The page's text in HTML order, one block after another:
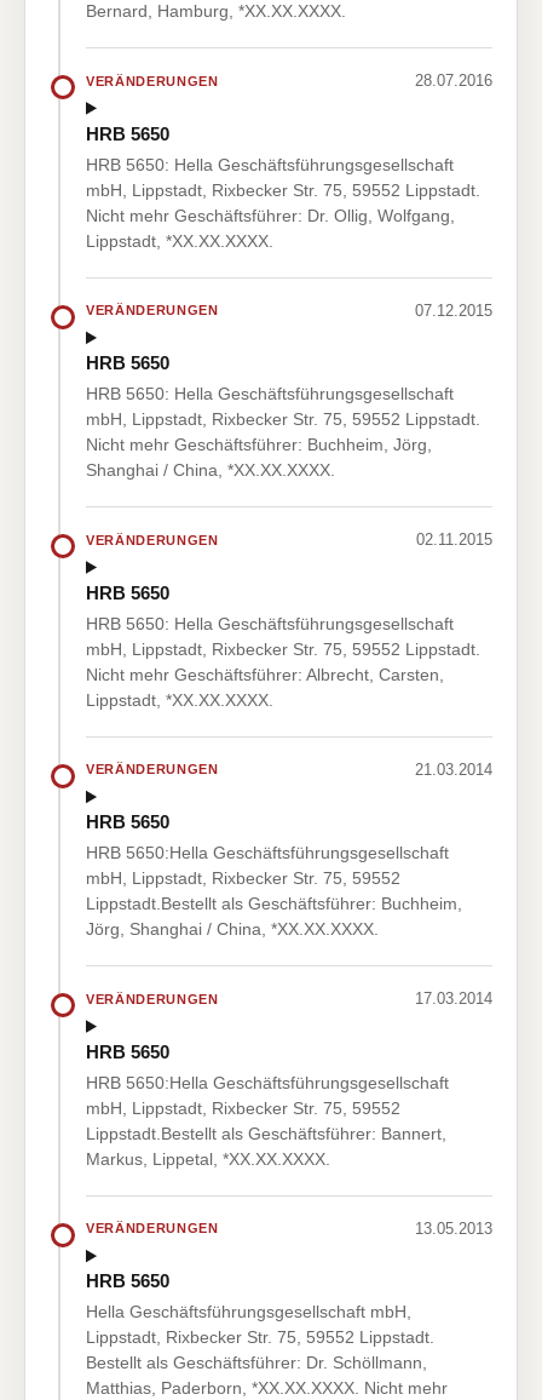
Bernard, Hamburg, *XX.XX.XXXX.
VERÄNDERUNGEN 28.07.2016
HRB 5650
HRB 5650: Hella Geschäftsführungsgesellschaft
mbH, Lippstadt, Rixbecker Str. 75, 59552 Lippstadt.
Nicht mehr Geschäftsführer: Dr. Ollig, Wolfgang,
Lippstadt, *XX.XX.XXXX.
VERÄNDERUNGEN 07.12.2015
HRB 5650
HRB 5650: Hella Geschäftsführungsgesellschaft
mbH, Lippstadt, Rixbecker Str. 75, 59552 Lippstadt.
Nicht mehr Geschäftsführer: Buchheim, Jörg,
Shanghai / China, *XX.XX.XXXX.
VERÄNDERUNGEN 02.11.2015
HRB 5650
HRB 5650: Hella Geschäftsführungsgesellschaft
mbH, Lippstadt, Rixbecker Str. 75, 59552 Lippstadt.
Nicht mehr Geschäftsführer: Albrecht, Carsten,
Lippstadt, *XX.XX.XXXX.
VERÄNDERUNGEN 21.03.2014
HRB 5650
HRB 5650:Hella Geschäftsführungsgesellschaft
mbH, Lippstadt, Rixbecker Str. 75, 59552
Lippstadt.Bestellt als Geschäftsführer: Buchheim,
Jörg, Shanghai / China, *XX.XX.XXXX.
VERÄNDERUNGEN 17.03.2014
HRB 5650
HRB 5650:Hella Geschäftsführungsgesellschaft
mbH, Lippstadt, Rixbecker Str. 75, 59552
Lippstadt.Bestellt als Geschäftsführer: Bannert,
Markus, Lippetal, *XX.XX.XXXX.
VERÄNDERUNGEN 13.05.2013
HRB 5650
Hella Geschäftsführungsgesellschaft mbH,
Lippstadt, Rixbecker Str. 75, 59552 Lippstadt.
Bestellt als Geschäftsführer: Dr. Schöllmann,
Matthias, Paderborn, *XX.XX.XXXX. Nicht mehr